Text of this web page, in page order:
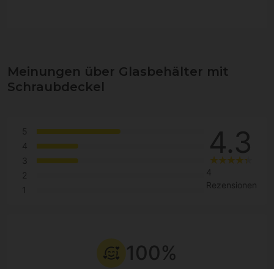
Meinungen über Glasbehälter mit
Schraubdeckel
5
4
3
2
1
4.3
4
Rezensionen
100%